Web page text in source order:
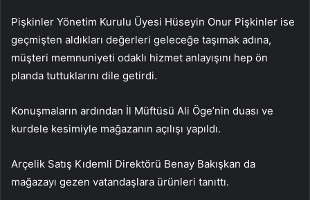
Pişkinler Yönetim Kurulu Üyesi Hüseyin Onur Pişkinler ise
geçmişten aldıkları değerleri geleceğe taşımak adına,
müşteri memnuniyeti odaklı hizmet anlayışını hep ön
planda tuttuklarını dile getirdi.
Konuşmaların ardından İl Müftüsü Ali Öge’nin duası ve
kurdele kesimiyle mağazanın açılışı yapıldı.
Arçelik Satış Kıdemli Direktörü Benay Bakışkan da
mağazayı gezen vatandaşlara ürünleri tanıttı.